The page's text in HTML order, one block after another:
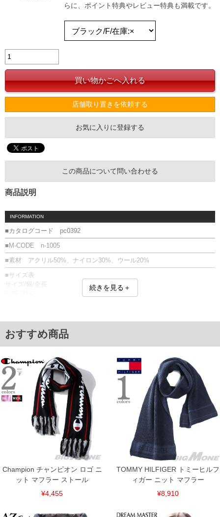
らに、ポイント特典やレビュー特典も満載です。
店舗取り置きを依頼する
お気に入りに登録する
この商品について問い合わせる
商品説明
INFORMATION
■カタログコード pc0392
■M-CODE n-1005
■素材 アクリル50%、ナイロン30%、ウール20%
■サイズ表
サイズ/幅/全長
下着(肌着)やワイシャツは商品の性質上、返品交換不可とさせて頂いております。予め
ご了承くださいませ。
裾上げ料金は500円+税となります。
備考欄に股下●cmとご記入下さい。（裾上げ無料対象商品は1本につき税込6,000円以
上の品が対象。1本5,999円以下の商品は有料（500円+税）となります。）
出荷まで約1週間～20日間程お時間を頂く場合がございます。
尚、裾上げした商品は返品・交換不可となりますので、予めご了承下さい。
一部、お直しに対応出来ない商品がございます。(例：裾にファスナーや調節ひもが付
いている、極端なデザインが施されている等)
※商品によって若干のサイズの誤差がございます。また、お客様がご使用の環境（コ
ンピュータ画面）によって、商品の色味が若干異なる場合がございます。予めご了承
※当店での掲載商品は、実店鋪と在庫を共用しておりますので店頭での売り違い、店
舗からのお取り寄せ等により、お客様にご迷惑をお掛けしてしまう場合がございま
す。そのようなことがない様最大限に努めておりますが、もしあった場合速やかにご
連絡させて頂きますので予めご了承ください。
ITEM INTRODUCTION
続きを見る＋
おすすめ商品
Champion チャンピオン ロゴ ニ
ット マフラー ストール
¥4,455
TOMMY HILFIGER トミーヒルフ
ィガー ニット マフラー
¥8,910